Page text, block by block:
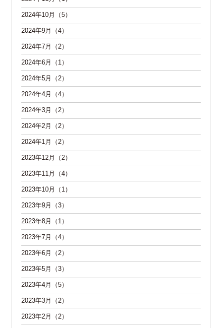
2024年10月（5）
2024年9月（4）
2024年7月（2）
2024年6月（1）
2024年5月（2）
2024年4月（4）
2024年3月（2）
2024年2月（2）
2024年1月（2）
2023年12月（2）
2023年11月（4）
2023年10月（1）
2023年9月（3）
2023年8月（1）
2023年7月（4）
2023年6月（2）
2023年5月（3）
2023年4月（5）
2023年3月（2）
2023年2月（2）